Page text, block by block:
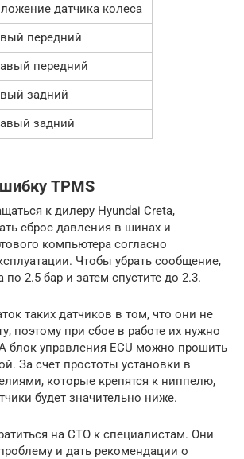
датчика колеса
передний
передний
задний
задний
TPMS
к дилеру Hyundai Creta,
сброс давления в шинах и
компьютера согласно
Чтобы убрать сообщение,
по 2.5 бар и затем спустите до 2.3.
таких датчиков в том, что они не
поэтому при сбое в работе их нужно
блок управления ECU можно прошить
За счет простоты установки в
которые крепятся к ниппелю,
будет значительно ниже.
на СТО к специалистам. Они
и дать рекомендации о